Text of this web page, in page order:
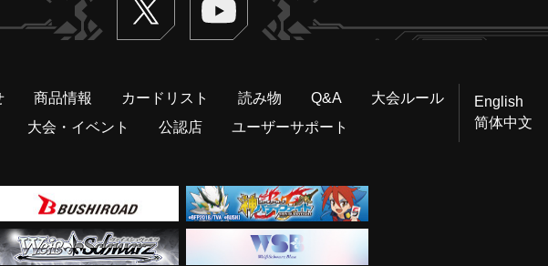
商品情報 カードリスト 読み物 Q&A
大会ルール
大会・イベント 公認店 ユーザーサポート
English
简体中文